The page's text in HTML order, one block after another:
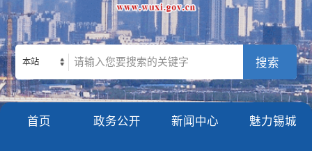
本站
首页 政务公开 新闻中心 魅力锡城